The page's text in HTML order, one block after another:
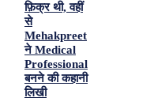
फ़िक्र थी, वहीं
से
Mehakpreet
ने Medical
Professional
बनने की कहानी
लिखी